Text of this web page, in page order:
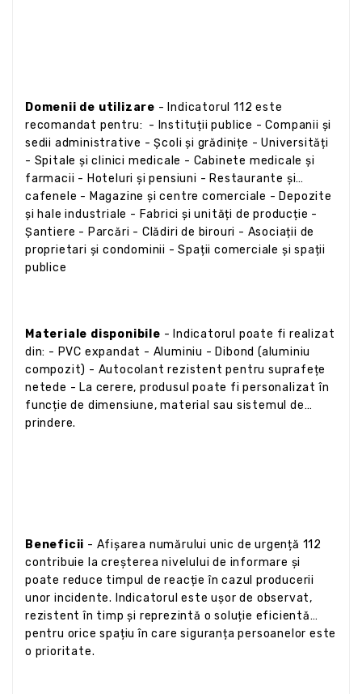
Domenii de utilizare - Indicatorul 112 este
recomandat pentru: - Instituții publice - Companii și
sedii administrative - Școli și grădinițe - Universități
- Spitale și clinici medicale - Cabinete medicale și
farmacii - Hoteluri și pensiuni - Restaurante și
cafenele - Magazine și centre comerciale - Depozite
și hale industriale - Fabrici și unități de producție -
Șantiere - Parcări - Clădiri de birouri - Asociații de
proprietari și condominii - Spații comerciale și spații
publice
Materiale disponibile - Indicatorul poate fi realizat
din: - PVC expandat - Aluminiu - Dibond (aluminiu
compozit) - Autocolant rezistent pentru suprafețe
netede - La cerere, produsul poate fi personalizat în
funcție de dimensiune, material sau sistemul de
prindere.
Beneficii - Afișarea numărului unic de urgență 112
contribuie la creșterea nivelului de informare și
poate reduce timpul de reacție în cazul producerii
unor incidente. Indicatorul este ușor de observat,
rezistent în timp și reprezintă o soluție eficientă
pentru orice spațiu în care siguranța persoanelor este
o prioritate.